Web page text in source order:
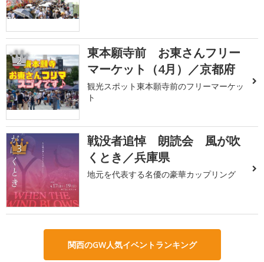
2
東本願寺前 お東さんフリー
マーケット（4月）／京都府
観光スポット東本願寺前のフリーマーケッ
ト
3
戦没者追悼 朗読会 風が吹
くとき／兵庫県
地元を代表する名優の豪華カップリング
関西のGW人気イベントランキング